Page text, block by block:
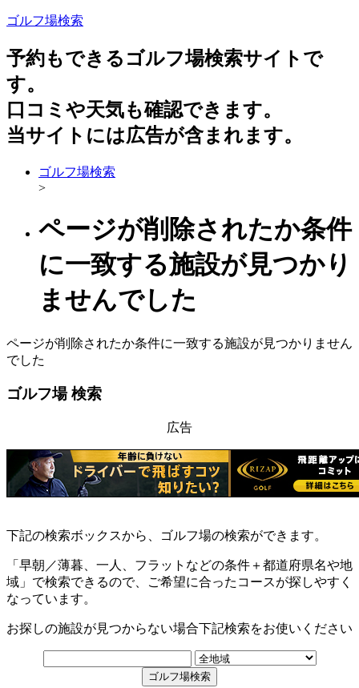
ゴルフ場検索
予約もできるゴルフ場検索サイトで
す。
口コミや天気も確認できます。
当サイトには広告が含まれます。
ゴルフ場検索
>
ページが削除されたか条件
に一致する施設が見つかり
ませんでした
ページが削除されたか条件に一致する施設が見つかりません
でした
ゴルフ場 検索
広告
下記の検索ボックスから、ゴルフ場の検索ができます。
「早朝／薄暮、一人、フラットなどの条件＋都道府県名や地
域」で検索できるので、ご希望に合ったコースが探しやすく
なっています。
お探しの施設が見つからない場合下記検索をお使いください